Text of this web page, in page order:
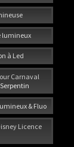
lumineux
à Led
Carnaval
& Fluo
Licence